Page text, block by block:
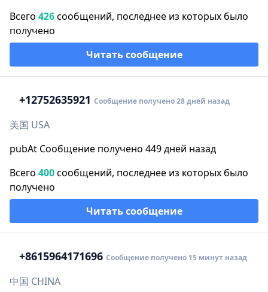
Всего 426сообщений, последнее из которых было
получено
Читать сообщение
+12752635921 Сообщение получено 28 дней назад
美国 USA
pubAt Сообщение получено 449 дней назад
Всего 400сообщений, последнее из которых было
получено
Читать сообщение
+8615964171696 Сообщение получено 15 минут назад
中国 CHINA